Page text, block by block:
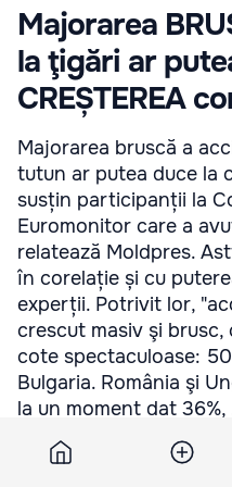
Majorarea
la ţigări ar
CREȘTEREA
Majorarea bruscă a
tutun ar putea duce la
susțin participanții la
Euromonitor care a
relatează Moldpres.
în corelație și cu
experții. Potrivit lor,
crescut masiv şi
cote spectaculoase:
Bulgaria. România şi
la un moment dat 36%,